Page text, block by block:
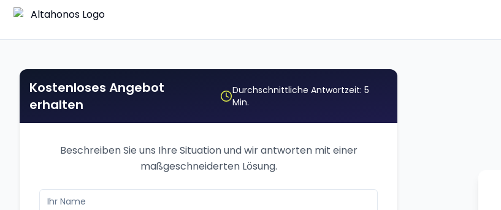
Kostenloses Angebot
erhalten
Durchschnittliche Antwortzeit: 5
Min.
Beschreiben Sie uns Ihre Situation und wir antworten mit einer
maßgeschneiderten Lösung.